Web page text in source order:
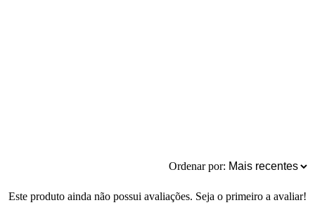
Ordenar por:
Este produto ainda não possui avaliações. Seja o primeiro a avaliar!